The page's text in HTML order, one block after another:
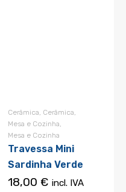
Cerâmica Cerâmica
Mesa e Cozinha
Mesa e Cozinha
Travessa Mini
Sardinha Verde
18,00 € incl. IVA